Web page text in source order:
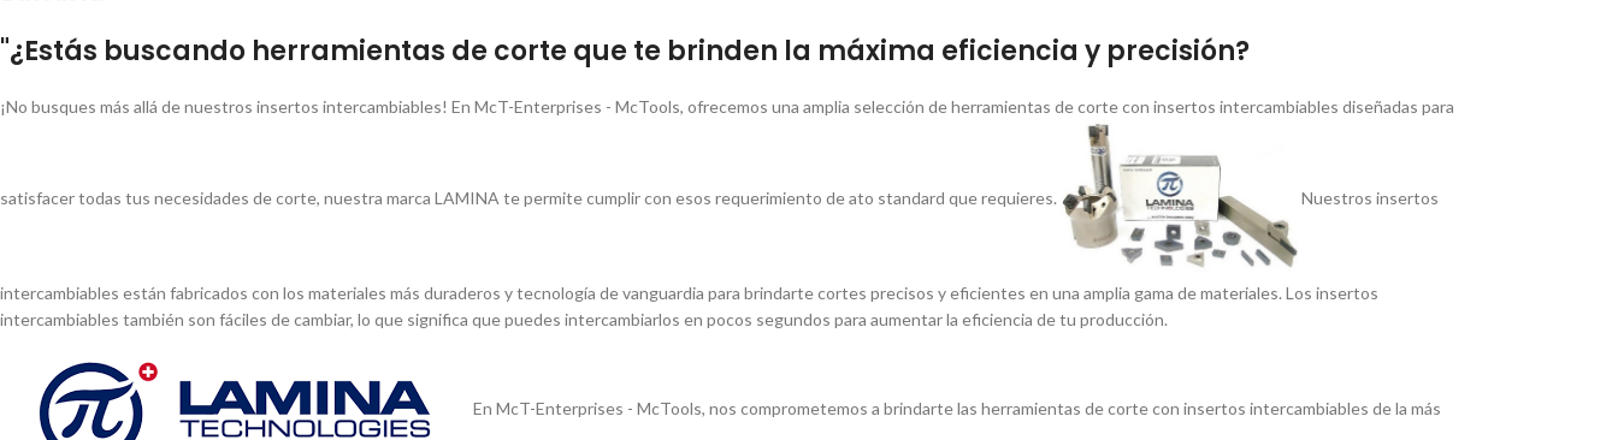
"¿Estás buscando herramientas de corte que te brinden la máxima eficiencia y precisión?
¡No busques más allá de nuestros insertos intercambiables! En McT-Enterprises - McTools, ofrecemos una amplia selección de herramientas de corte con insertos intercambiables diseñadas para
satisfacer todas tus necesidades de corte, nuestra marca LAMINA te permite cumplir con esos requerimiento de ato standard que requieres. Nuestros insertos
intercambiables están fabricados con los materiales más duraderos y tecnologí­a de vanguardia para brindarte cortes precisos y eficientes en una amplia gama de materiales. Los insertos
intercambiables también son fáciles de cambiar, lo que significa que puedes intercambiarlos en pocos segundos para aumentar la eficiencia de tu producción.
En McT-Enterprises - McTools, nos comprometemos a brindarte las herramientas de corte con insertos intercambiables de la más